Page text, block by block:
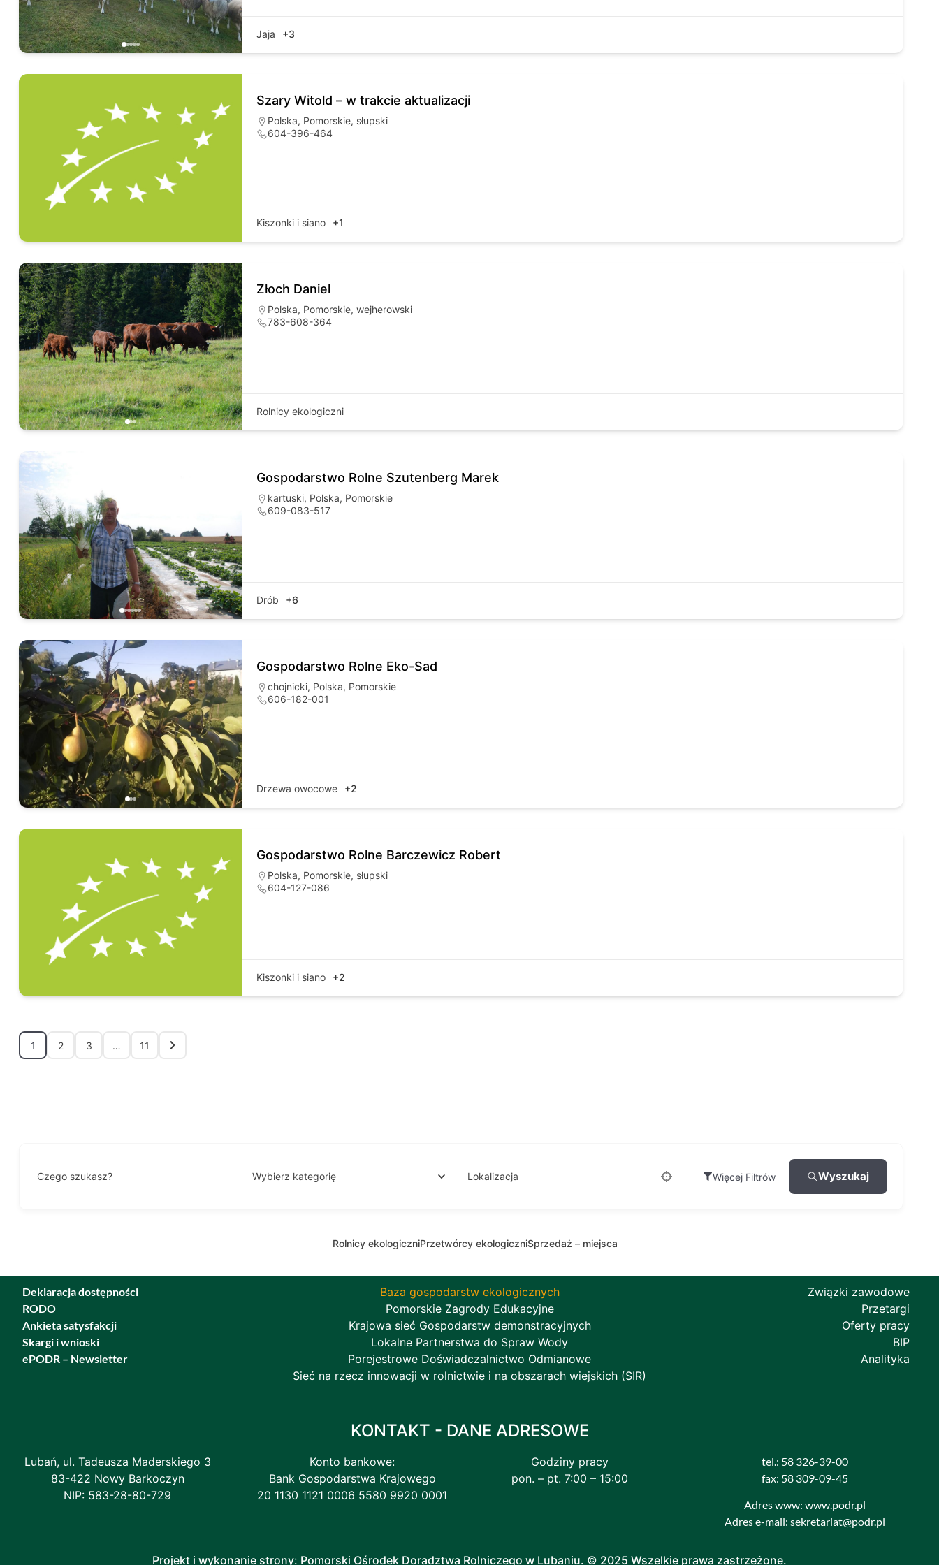
Jaja +3
Szary Witold – w trakcie aktualizacji
Polska, Pomorskie, słupski
604-396-464
Kiszonki i siano +1
Złoch Daniel
Polska, Pomorskie, wejherowski
783-608-364
Rolnicy ekologiczni
Gospodarstwo Rolne Szutenberg Marek
kartuski, Polska, Pomorskie
609-083-517
Drób +6
Gospodarstwo Rolne Eko-Sad
chojnicki, Polska, Pomorskie
606-182-001
Drzewa owocowe +2
Gospodarstwo Rolne Barczewicz Robert
Polska, Pomorskie, słupski
604-127-086
Kiszonki i siano +2
1 2 3 … 11
Czego szukasz? Wybierz kategorię Lokalizacja Więcej Filtrów Wyszukaj
Rolnicy ekologiczniPrzetwórcy ekologiczniSprzedaż – miejsca
Deklaracja dostępności
RODO
Ankieta satysfakcji
Skargi i wnioski
ePODR – Newsletter
Baza gospodarstw ekologicznych
Pomorskie Zagrody Edukacyjne
Krajowa sieć Gospodarstw demonstracyjnych
Lokalne Partnerstwa do Spraw Wody
Porejestrowe Doświadczalnictwo Odmianowe
Sieć na rzecz innowacji w rolnictwie i na obszarach wiejskich (SIR)
Związki zawodowe
Przetargi
Oferty pracy
BIP
Analityka
KONTAKT - DANE ADRESOWE
Lubań, ul. Tadeusza Maderskiego 3
83-422 Nowy Barkoczyn
NIP: 583-28-80-729
Konto bankowe:
Bank Gospodarstwa Krajowego
20 1130 1121 0006 5580 9920 0001
Godziny pracy
pon. – pt. 7:00 – 15:00
tel.: 58 326-39-00
fax: 58 309-09-45
Adres www: www.podr.pl
Adres e-mail: sekretariat@podr.pl
Projekt i wykonanie strony: Pomorski Ośrodek Doradztwa Rolniczego w Lubaniu. © 2025 Wszelkie prawa zastrzeżone.